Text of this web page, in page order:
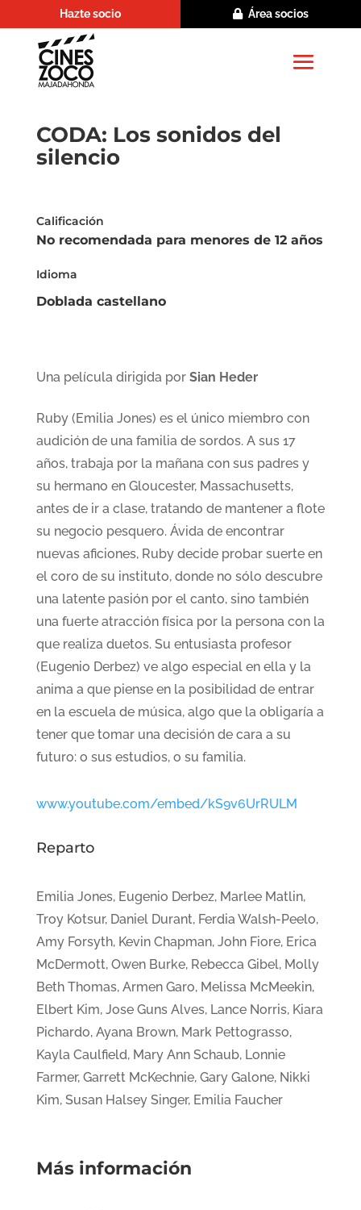
Hazte socio Área socios
CODA: Los sonidos del
silencio
Calificación
No recomendada para menores de 12 años
Idioma
Doblada castellano
Una película dirigida por Sian Heder
Ruby (Emilia Jones) es el único miembro con
audición de una familia de sordos. A sus 17
años, trabaja por la mañana con sus padres y
su hermano en Gloucester, Massachusetts,
antes de ir a clase, tratando de mantener a flote
su negocio pesquero. Ávida de encontrar
nuevas aficiones, Ruby decide probar suerte en
el coro de su instituto, donde no sólo descubre
una latente pasión por el canto, sino también
una fuerte atracción física por la persona con la
que realiza duetos. Su entusiasta profesor
(Eugenio Derbez) ve algo especial en ella y la
anima a que piense en la posibilidad de entrar
en la escuela de música, algo que la obligaría a
tener que tomar una decisión de cara a su
futuro: o sus estudios, o su familia.
www.youtube.com/embed/kS9v6UrRULM
Reparto
Emilia Jones, Eugenio Derbez, Marlee Matlin,
Troy Kotsur, Daniel Durant, Ferdia Walsh-Peelo,
Amy Forsyth, Kevin Chapman, John Fiore, Erica
McDermott, Owen Burke, Rebecca Gibel, Molly
Beth Thomas, Armen Garo, Melissa McMeekin,
Elbert Kim, Jose Guns Alves, Lance Norris, Kiara
Pichardo, Ayana Brown, Mark Pettograsso,
Kayla Caulfield, Mary Ann Schaub, Lonnie
Farmer, Garrett McKechnie, Gary Galone, Nikki
Kim, Susan Halsey Singer, Emilia Faucher
Más información